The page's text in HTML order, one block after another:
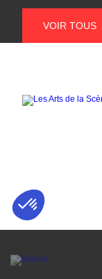
VOIR TOUS